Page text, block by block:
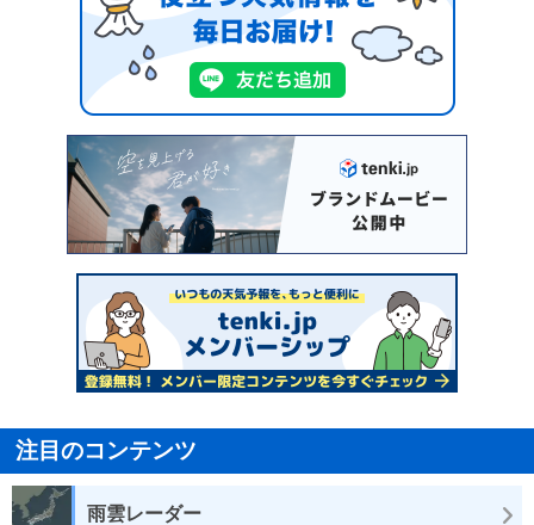
注目のコンテンツ
雨雲レーダー